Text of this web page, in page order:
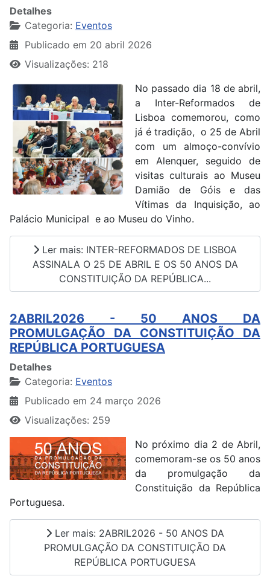
Detalhes
Categoria: Eventos
Publicado em 20 abril 2026
Visualizações: 218
No passado dia 18 de abril,
a Inter-Reformados de
Lisboa comemorou, como
já é tradição, o 25 de Abril
com um almoço-convívio
em Alenquer, seguido de
visitas culturais ao Museu
Damião de Góis e das
Vítimas da Inquisição, ao
Palácio Municipal e ao Museu do Vinho.
Ler mais: INTER-REFORMADOS DE LISBOA
ASSINALA O 25 DE ABRIL E OS 50 ANOS DA
CONSTITUIÇÃO DA REPÚBLICA...
2ABRIL2026 - 50 ANOS DA
PROMULGAÇÃO DA CONSTITUIÇÃO DA
REPÚBLICA PORTUGUESA
Detalhes
Categoria: Eventos
Publicado em 24 março 2026
Visualizações: 259
No próximo dia 2 de Abril,
comemoram-se os 50 anos
da promulgação da
Constituição da República
Portuguesa.
Ler mais: 2ABRIL2026 - 50 ANOS DA
PROMULGAÇÃO DA CONSTITUIÇÃO DA
REPÚBLICA PORTUGUESA